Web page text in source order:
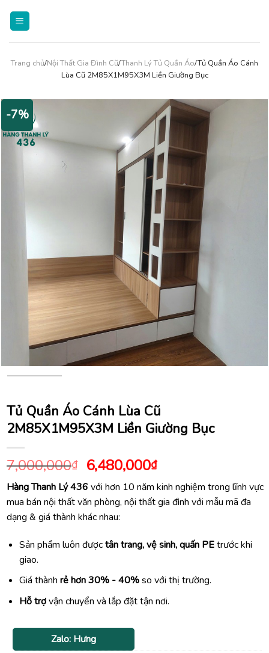
Trang chủ/Nội Thất Gia Đình Cũ/Thanh Lý Tủ Quần Áo/Tủ Quần Áo Cánh
Lùa Cũ 2M85X1M95X3M Liền Giường Bục
-7%
Tủ Quần Áo Cánh Lùa Cũ
2M85X1M95X3M Liền Giường Bục
7,000,000₫ Giá
gốc
là:
7,000,000₫.
6,480,000₫Giá
hiện
tại
là:
Hàng Thanh Lý 436 với hơn 10 năm kinh nghiệm trong lĩnh vực
mua bán nội thất văn phòng, nội thất gia đình với mẫu mã đa
dạng & giá thành khác nhau:
Sản phẩm luôn đượctân trang, vệ sinh, quấn PEtrước khi
giao.
Giá thành rẻ hơn 30% - 40%so với thị trường.
Hỗ trợvận chuyển và lắp đặt tận nơi.
Zalo: Hưng